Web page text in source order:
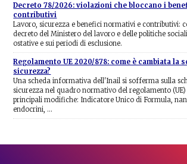
Decreto 78/2026: violazioni che bloccano i
contributivi
Lavoro, sicurezza e benefici normativi e contributivi:
decreto del Ministero del lavoro e delle politiche
ostative e sui periodi di esclusione.
Regolamento UE 2020/878: come è cambiata la
sicurezza?
Una scheda informativa dell'Inail si sofferma sulla
sicurezza nel quadro normativo del regolamento (UE)
principali modifiche: Indicatore Unico di Formula,
endocrini, …